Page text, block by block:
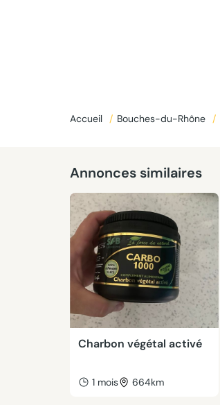
Accueil / Bouches-du-Rhône /
Annonces similaires
Charbon végétal activé
1 mois 664km